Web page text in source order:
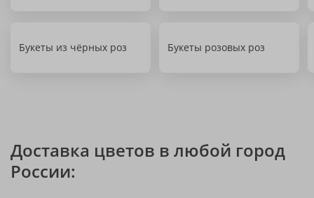
Букеты из чёрных роз Букеты розовых роз
Доставка цветов в любой город
России: